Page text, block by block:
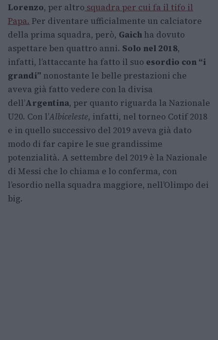
Lorenzo, per altro squadra per cui fa il tifo il
Papa. Per diventare ufficialmente un calciatore
della prima squadra, però, Gaich ha dovuto
aspettare ben quattro anni. Solo nel 2018,
infatti, l’attaccante ha fatto il suo esordio con “i
grandi” nonostante le belle prestazioni che
aveva già fatto vedere con la divisa
dell’Argentina, per quanto riguarda la Nazionale
U20. Con l’Albiceleste, infatti, nel torneo Cotif 2018
e in quello successivo del 2019 aveva già dato
modo di far capire le sue grandissime
potenzialità. A settembre del 2019 è la Nazionale
di Messi che lo chiama e lo conferma, con
l’esordio nella squadra maggiore, nell’Olimpo dei
big.